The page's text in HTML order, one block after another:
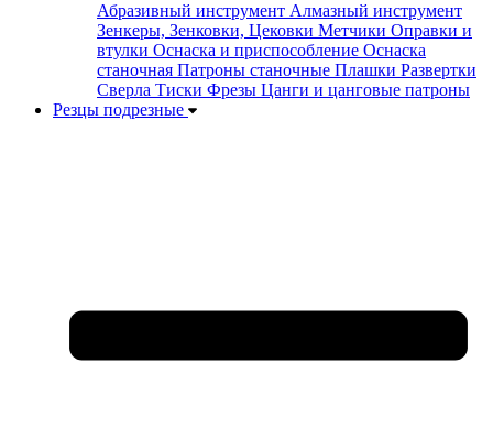
Абразивный инструмент Алмазный инструмент
Зенкеры, Зенковки, Цековки Метчики Оправки и
втулки Оснаска и приспособление Оснаска
станочная Патроны станочные Плашки Развертки
Сверла Тиски Фрезы Цанги и цанговые патроны
Резцы подрезные